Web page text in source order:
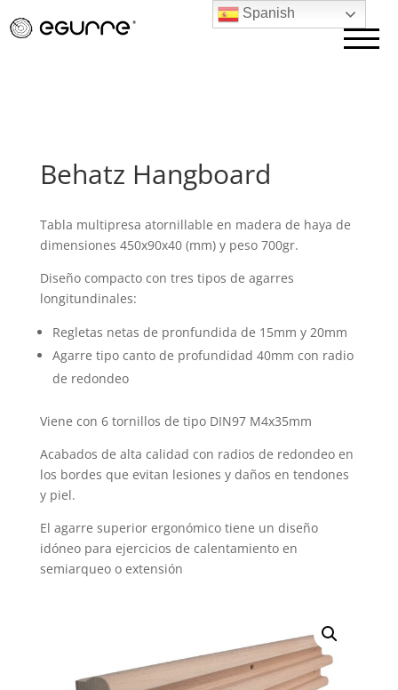
Behatz Hangboard
Tabla multipresa atornillable en madera de haya de
dimensiones 450x90x40 (mm) y peso 700gr.
Diseño compacto con tres tipos de agarres
longitundinales:
Regletas netas de pronfundida de 15mm y 20mm
Agarre tipo canto de profundidad 40mm con radio
de redondeo
Viene con 6 tornillos de tipo DIN97 M4x35mm
Acabados de alta calidad con radios de redondeo en
los bordes que evitan lesiones y daños en tendones
y piel.
El agarre superior ergonómico tiene un diseño
idóneo para ejercicios de calentamiento en
semiarqueo o extensión
Spanish